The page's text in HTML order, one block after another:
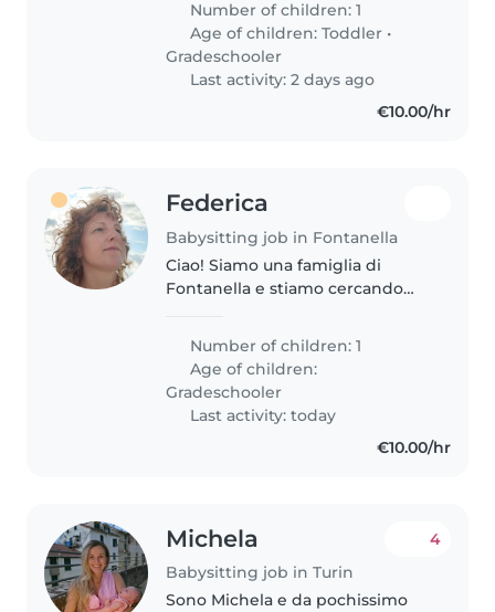
trova in via Pavia Grazie
Number of children: 1
Age of children:Toddler •
Gradeschooler
Last activity: 2 days ago
€10.00/hr
Federica
Babysitting job in Fontanella
Ciao! Siamo una famiglia di
Fontanella e stiamo cercando
servirebbe nel mese di
settembre ogni pomeriggio dal
lunedì al venerdì..
Number of children: 1
Age of children:
Gradeschooler
Last activity: today
€10.00/hr
Michela
Babysitting job in Turin
4
Sono Michela e da pochissimo